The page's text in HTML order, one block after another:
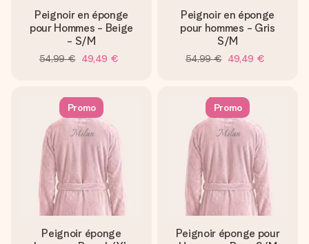
Peignoir en éponge
pour Hommes - Beige
- S/M
54,99 € 49,49 €
Peignoir en éponge
pour hommes - Gris
S/M
54,99 € 49,49 €
Promo
Peignoir éponge
Promo
Peignoir éponge pour